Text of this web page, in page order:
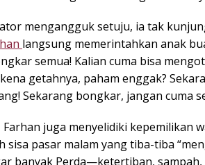
mengangguk setuju, ia tak
langsung memerintahkan anak
semua! Kalian cuma bisa
getahnya, paham enggak?
Sekarang bongkar, jangan cuma
juga menyelidiki kepemilikan
sisa pasar malam yang tiba-tiba
banyak Perda—ketertiban,